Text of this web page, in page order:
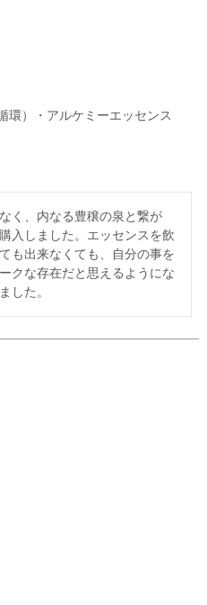
環）・アルケミーエッセンス
く、内なる豊穣の泉と繋が
入しました。エッセンスを飲
も出来なくても、自分の事を
クな存在だと思えるようにな
した。